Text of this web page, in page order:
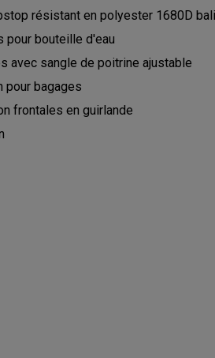
résistant en polyester 1680D
pour bouteille d'eau
avec sangle de poitrine ajustable
pour bagages
frontales en guirlande